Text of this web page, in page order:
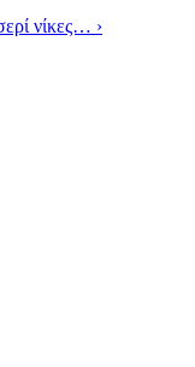
νίκες… ›